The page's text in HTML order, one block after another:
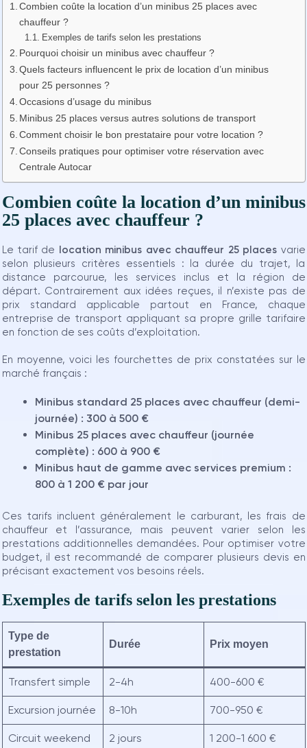
Combien coûte la location d’un minibus 25 places avec
chauffeur ?
Exemples de tarifs selon les prestations
Pourquoi choisir un minibus avec chauffeur ?
Quels facteurs influencent le prix de location d’un minibus
pour 25 personnes ?
Occasions d’usage du minibus
Minibus 25 places versus autres solutions de transport
Comment choisir le bon prestataire pour votre location ?
Conseils pratiques pour optimiser votre réservation avec
Centrale Autocar
Combien coûte la location d’un minibus
25 places avec chauffeur ?
Le tarif de location minibus avec chauffeur 25 places varie
selon plusieurs critères essentiels : la durée du trajet, la
distance parcourue, les services inclus et la région de
départ. Contrairement aux idées reçues, il n’existe pas de
prix standard applicable partout en France, chaque
entreprise de transport appliquant sa propre grille tarifaire
en fonction de ses coûts d’exploitation.
En moyenne, voici les fourchettes de prix constatées sur le
marché français :
Minibus standard 25 places avec chauffeur (demi-
journée) : 300 à 500 €
Minibus 25 places avec chauffeur (journée
complète) : 600 à 900 €
Minibus haut de gamme avec services premium :
800 à 1 200 € par jour
Ces tarifs incluent généralement le carburant, les frais de
chauffeur et l’assurance, mais peuvent varier selon les
prestations additionnelles demandées. Pour optimiser votre
budget, il est recommandé de comparer plusieurs devis en
précisant exactement vos besoins réels.
Exemples de tarifs selon les prestations
Type de
prestation
Durée Prix moyen
Transfert simple 2-4h 400-600 €
Excursion journée 8-10h 700-950 €
Circuit weekend 2 jours 1 200-1 600 €